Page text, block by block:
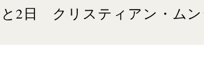
2日 クリスティアン・ムン